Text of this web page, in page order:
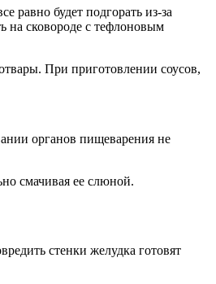
будет подгорать из-за
на сковороде с тефлоновым
При приготовлении соусов,
органов пищеварения не
смачивая ее слюной.
стенки желудка готовят